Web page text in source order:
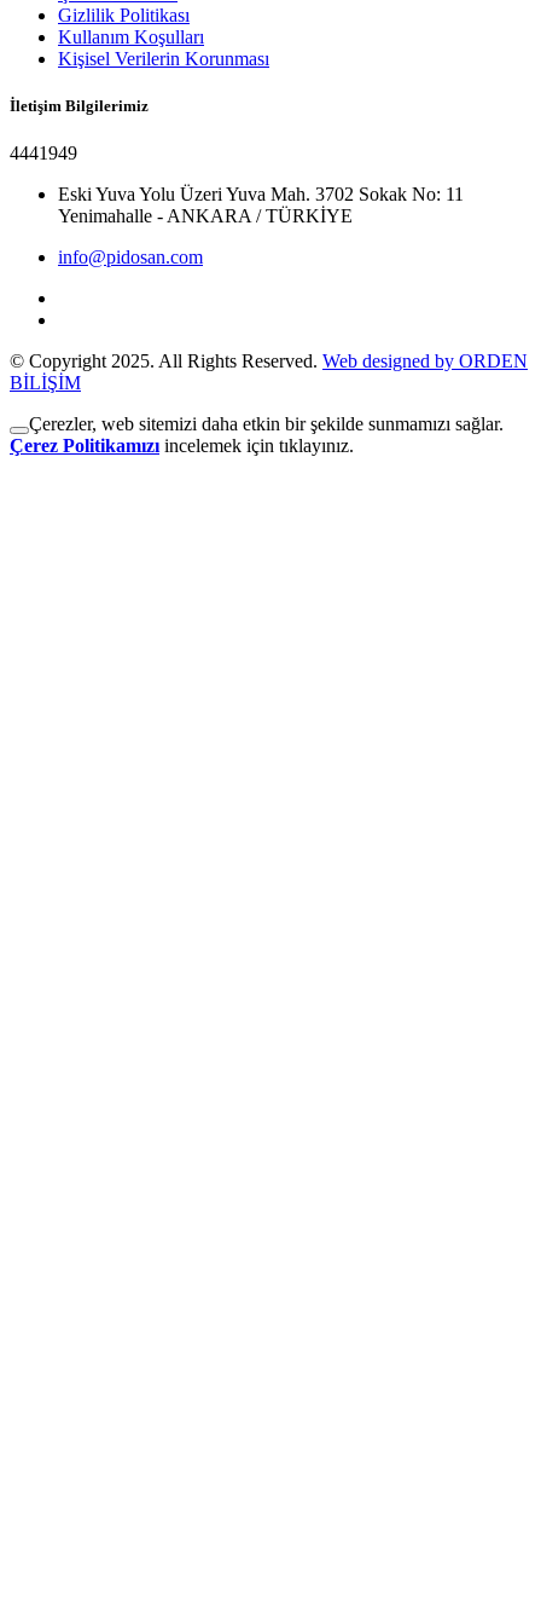
Gizlilik Politikası
Kullanım Koşulları
Kişisel Verilerin Korunması
İletişim Bilgilerimiz
4441949
Eski Yuva Yolu Üzeri Yuva Mah. 3702 Sokak No: 11
Yenimahalle - ANKARA / TÜRKİYE
info@pidosan.com
© Copyright 2025. All Rights Reserved. Web designed by ORDEN
BİLİŞİM
Çerezler, web sitemizi daha etkin bir şekilde sunmamızı sağlar.
Çerez Politikamızı incelemek için tıklayınız.